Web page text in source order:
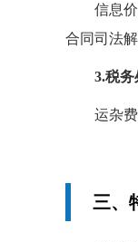
信息
合同司法
3.税务
运杂
三、